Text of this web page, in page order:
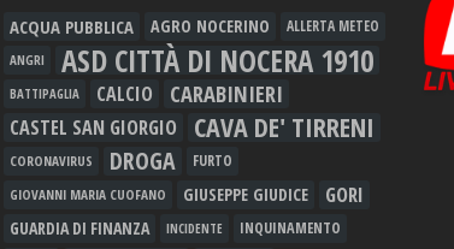
ACQUA PUBBLICA AGRO NOCERINO
ALLERTA METEO
ANGRI
ASD CITTÀ DI NOCERA 1910
BATTIPAGLIA CALCIO CARABINIERI
CASTEL SAN GIORGIO CAVA DE' TIRRENI
CORONAVIRUS DROGA FURTO
GIOVANNI MARIA CUOFANO GIUSEPPE GIUDICE GORI
GUARDIA DI FINANZA INCIDENTE INQUINAMENTO